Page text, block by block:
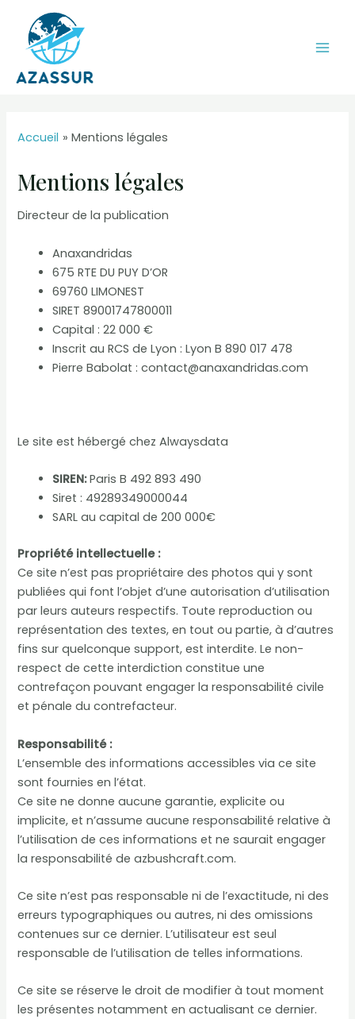
contenu
Accueil Mentions légales
Mentions légales
Directeur de la publication
Anaxandridas
675 RTE DU PUY D’OR
69760 LIMONEST
SIRET 89001747800011
Capital : 22 000 €
Inscrit au RCS de Lyon : Lyon B 890 017 478
Pierre Babolat : contact@anaxandridas.com
Le site est hébergé chez Alwaysdata
SIREN:Paris B 492 893 490
Siret : 49289349000044
SARL au capital de 200 000€
Propriété intellectuelle :
Ce site n’est pas propriétaire des photos qui y sont
publiées qui font l’objet d’une autorisation d’utilisation
par leurs auteurs respectifs. Toute reproduction ou
représentation des textes, en tout ou partie, à d’autres
fins sur quelconque support, est interdite. Le non-
respect de cette interdiction constitue une
contrefaçon pouvant engager la responsabilité civile
et pénale du contrefacteur.
Responsabilité :
L’ensemble des informations accessibles via ce site
sont fournies en l’état.
Ce site ne donne aucune garantie, explicite ou
implicite, et n’assume aucune responsabilité relative à
l’utilisation de ces informations et ne saurait engager
la responsabilité de azbushcraft.com.
Ce site n’est pas responsable ni de l’exactitude, ni des
erreurs typographiques ou autres, ni des omissions
contenues sur ce dernier. L’utilisateur est seul
responsable de l’utilisation de telles informations.
Ce site se réserve le droit de modifier à tout moment
les présentes notamment en actualisant ce dernier.